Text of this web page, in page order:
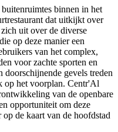
binnen in het
dat uitkijkt over
uit over de diverse
op deze manier een
van het complex,
voor zachte sporten en
doorschijnende gevels treden
op het voorplan. Centr'Al
van de openbare
opportuniteit om deze
de kaart van de hoofdstad